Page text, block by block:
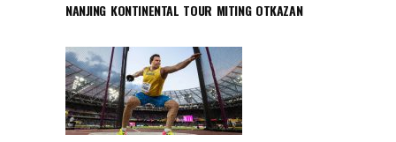
NANJING KONTINENTAL TOUR MITING OTKAZAN